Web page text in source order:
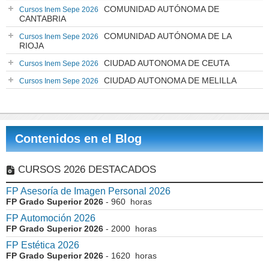
Cursos Inem Sepe 2026
COMUNIDAD AUTÓNOMA DE
CANTABRIA
Cursos Inem Sepe 2026
COMUNIDAD AUTÓNOMA DE LA
RIOJA
Cursos Inem Sepe 2026 CIUDAD AUTONOMA DE CEUTA
Cursos Inem Sepe 2026 CIUDAD AUTONOMA DE MELILLA
Contenidos en el Blog
CURSOS 2026 DESTACADOS
FP Asesoría de Imagen Personal 2026
FP Grado Superior 2026 - 960 horas
FP Automoción 2026
FP Grado Superior 2026 - 2000 horas
FP Estética 2026
FP Grado Superior 2026 - 1620 horas